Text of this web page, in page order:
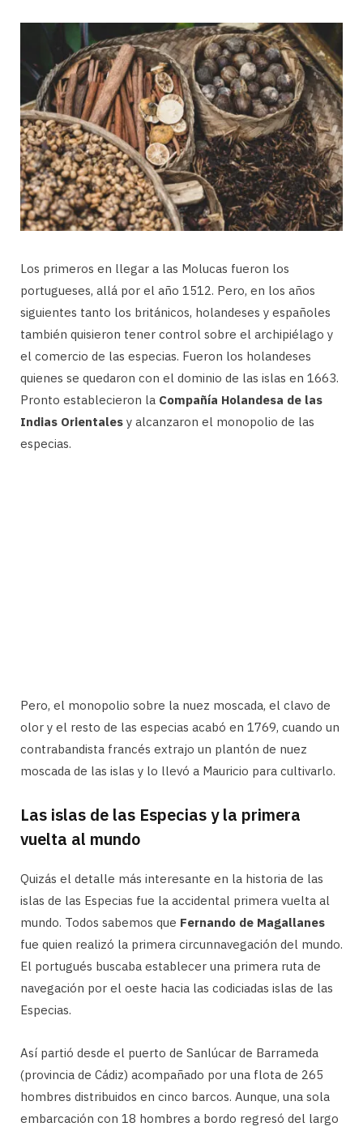
Los primeros en llegar a las Molucas fueron los
portugueses, allá por el año 1512. Pero, en los años
siguientes tanto los británicos, holandeses y españoles
también quisieron tener control sobre el archipiélago y
el comercio de las especias. Fueron los holandeses
quienes se quedaron con el dominio de las islas en 1663.
Pronto establecieron la Compañía Holandesa de las
Indias Orientales y alcanzaron el monopolio de las
especias.
Pero, el monopolio sobre la nuez moscada, el clavo de
olor y el resto de las especias acabó en 1769, cuando un
contrabandista francés extrajo un plantón de nuez
moscada de las islas y lo llevó a Mauricio para cultivarlo.
Las islas de las Especias y la primera
vuelta al mundo
Quizás el detalle más interesante en la historia de las
islas de las Especias fue la accidental primera vuelta al
mundo. Todos sabemos que Fernando de Magallanes
fue quien realizó la primera circunnavegación del mundo.
El portugués buscaba establecer una primera ruta de
navegación por el oeste hacia las codiciadas islas de las
Especias.
Así partió desde el puerto de Sanlúcar de Barrameda
(provincia de Cádiz) acompañado por una flota de 265
hombres distribuidos en cinco barcos. Aunque, una sola
embarcación con 18 hombres a bordo regresó del largo